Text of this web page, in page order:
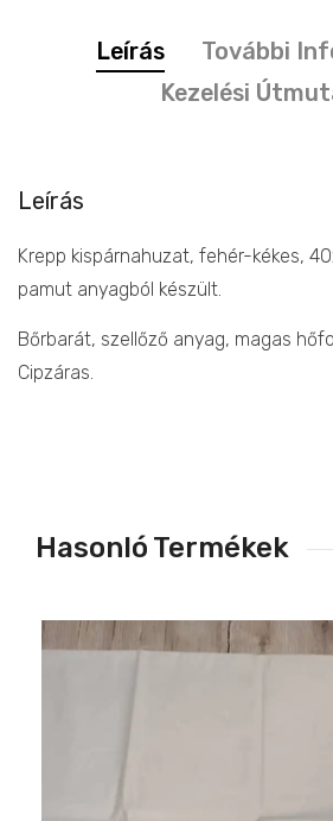
Leírás
További
Kezelési
Leírás
Krepp kispárnahuzat, fehér-kékes,
pamut anyagból készült.
Bőrbarát, szellőző anyag, magas
Cipzáras.
Hasonló Termékek